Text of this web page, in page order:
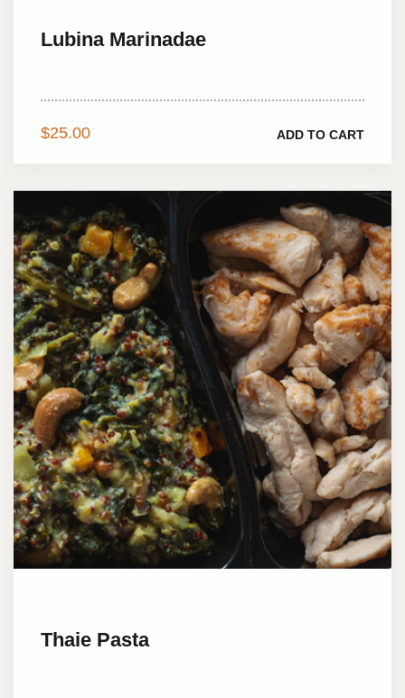
Lubina Marinadae
$25.00 ADD TO CART
Thaie Pasta